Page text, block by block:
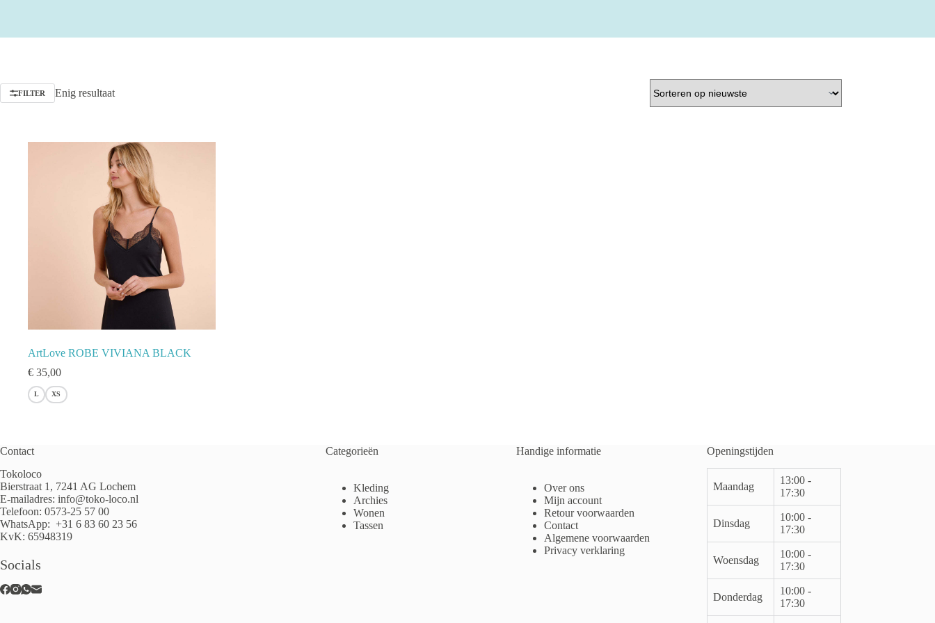
FILTER Enig resultaat
ArtLove ROBE VIVIANA BLACK
€ 35,00
L XS
Contact
Tokoloco
Bierstraat 1, 7241 AG Lochem
E-mailadres: info@toko-loco.nl
Telefoon: 0573-25 57 00
WhatsApp: +31 6 83 60 23 56
KvK: 65948319
Socials
Categorieën
Kleding
Archies
Wonen
Tassen
Handige informatie
Over ons
Mijn account
Retour voorwaarden
Contact
Algemene voorwaarden
Privacy verklaring
Openingstijden
Maandag
13:00 -
17:30
Dinsdag
10:00 -
17:30
Woensdag
10:00 -
17:30
Donderdag
10:00 -
17:30